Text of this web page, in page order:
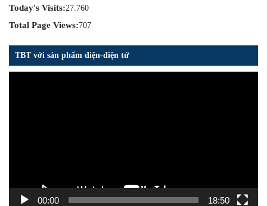
Today's Visits:27.760
Total Page Views:707
TBT với sản phẩm điện-điện tử
00:00 18:50